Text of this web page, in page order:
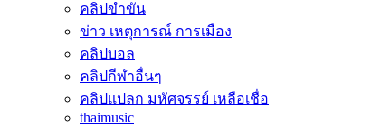
คลิปขำขัน
ข่าว เหตุการณ์ การเมือง
คลิปบอล
คลิปกีฬาอื่นๆ
คลิปแปลก มหัศจรรย์ เหลือเชื่อ
thaimusic